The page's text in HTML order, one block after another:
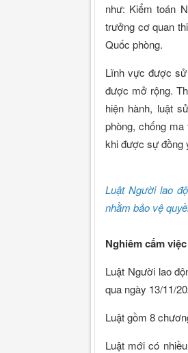
như: Kiểm toán
trưởng cơ quan
Quốc phòng.
Lĩnh vực được sử
được mở rộng.
hiện hành, luật
phòng, chống
khi được sự đồng
Luật Người lao
nhằm bảo vệ
Nghiêm cấm
Luật Người lao
qua ngày 13/11/
Luật gồm 8
Luật mới có